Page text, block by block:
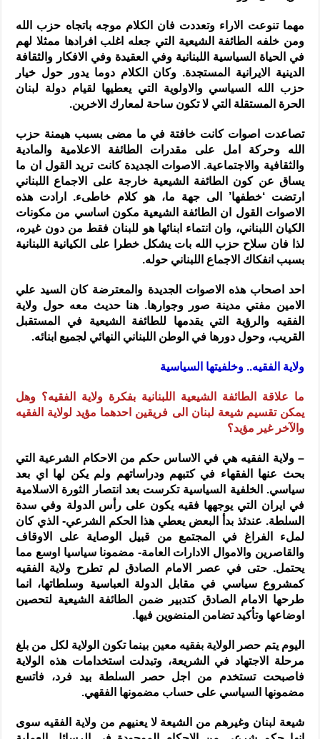
مهما تنوعت الاراء وتعددت فان الكلام موجه باتجاه حزب الله
ومن خلفه الطائفة الشيعية التي جعله اغلب افرادها ممثلا لهم
في الحياة السياسية اللبنانية وفي العقيدة وفي الافكار والثقافة
الدينية الايرانية المستجدة. وكان الكلام دوما يدور حول خيار
حزب الله السياسي والاولوية التي يعطيها لقيام دولة لبنان
الحرة المستقلة التي لا تكون ساحة لمعارك الاخرين.
تصاعدت اصوات كانت خافتة في ما مضى بسبب هيمنة حزب
الله وحركة امل على مقدرات الطائفة الاعلامية والمادية
والثقافية والاجتماعية. الاصوات الجديدة كانت تريد القول ان ما
يساق عن كون الطائفة الشيعية خارجة على الاجماع اللبناني
ارتضت ‘خطفها’ الى جهة ما، هو كلام خاطىء. ارادت هذه
الاصوات القول ان الطائفة الشيعية مكون اساسي من مكونات
الكيان اللبناني، وان انتماء ابنائها هو للبنان فقط من دون غيره،
لذا فان سلاح حزب الله بات يشكل خطرا على الكيانية اللبنانية
بسبب انفكاك الاجماع اللبناني حوله.
احد اصحاب هذه الاصوات الجديدة والمعترضة كان السيد علي
الامين مفتي مدينة صور وجوارها. هنا حديث معه حول ولاية
الفقيه والرؤية التي يقدمها للطائفة الشيعية في المستقبل
القريب، وحول دورها في الوطن اللبناني النهائي لجميع ابنائه.
ولاية الفقيه.. وخلفيتها السياسية
ما علاقة الطائفة الشيعية اللبنانية بفكرة ولاية الفقيه؟ وهل
يمكن تقسيم شيعة لبنان الى فريقين احدهما مؤيد لولاية الفقيه
والآخر غير مؤيد؟
– ولاية الفقيه هي في الاساس حكم من الاحكام الشرعية التي
بحث عنها الفقهاء في كتبهم ودراساتهم ولم يكن لها اي بعد
سياسي. الخلفية السياسية تكرست بعد انتصار الثورة الاسلامية
في ايران التي يوجهها فقيه يكون على رأس الدولة وفي سدة
السلطة. عندئذ بدأ البعض يعطي هذا الحكم الشرعي- الذي كان
لملء الفراغ في المجتمع من قبيل الوصاية على الاوقاف
والقاصرين والاموال الادارات العامة- مضمونا سياسيا اوسع مما
يحتمل. حتى في عصر الامام الصادق لم تطرح ولاية الفقيه
كمشروع سياسي في مقابل الدولة العباسية وسلطاتها، انما
طرحها الامام الصادق كتدبير ضمن الطائفة الشيعية لتحصين
اوضاعها وتأكيد تضامن المنضوين فيها.
اليوم يتم حصر الولاية بفقيه معين بينما تكون الولاية لكل من بلغ
مرحلة الاجتهاد في الشريعة، وتبدلت استخدامات هذه الولاية
فاصبحت تستخدم من اجل حصر السلطة بيد فرد، فاتسع
مضمونها السياسي على حساب مضمونها الفقهي.
شيعة لبنان وغيرهم من الشيعة لا يعنيهم من ولاية الفقيه سوى